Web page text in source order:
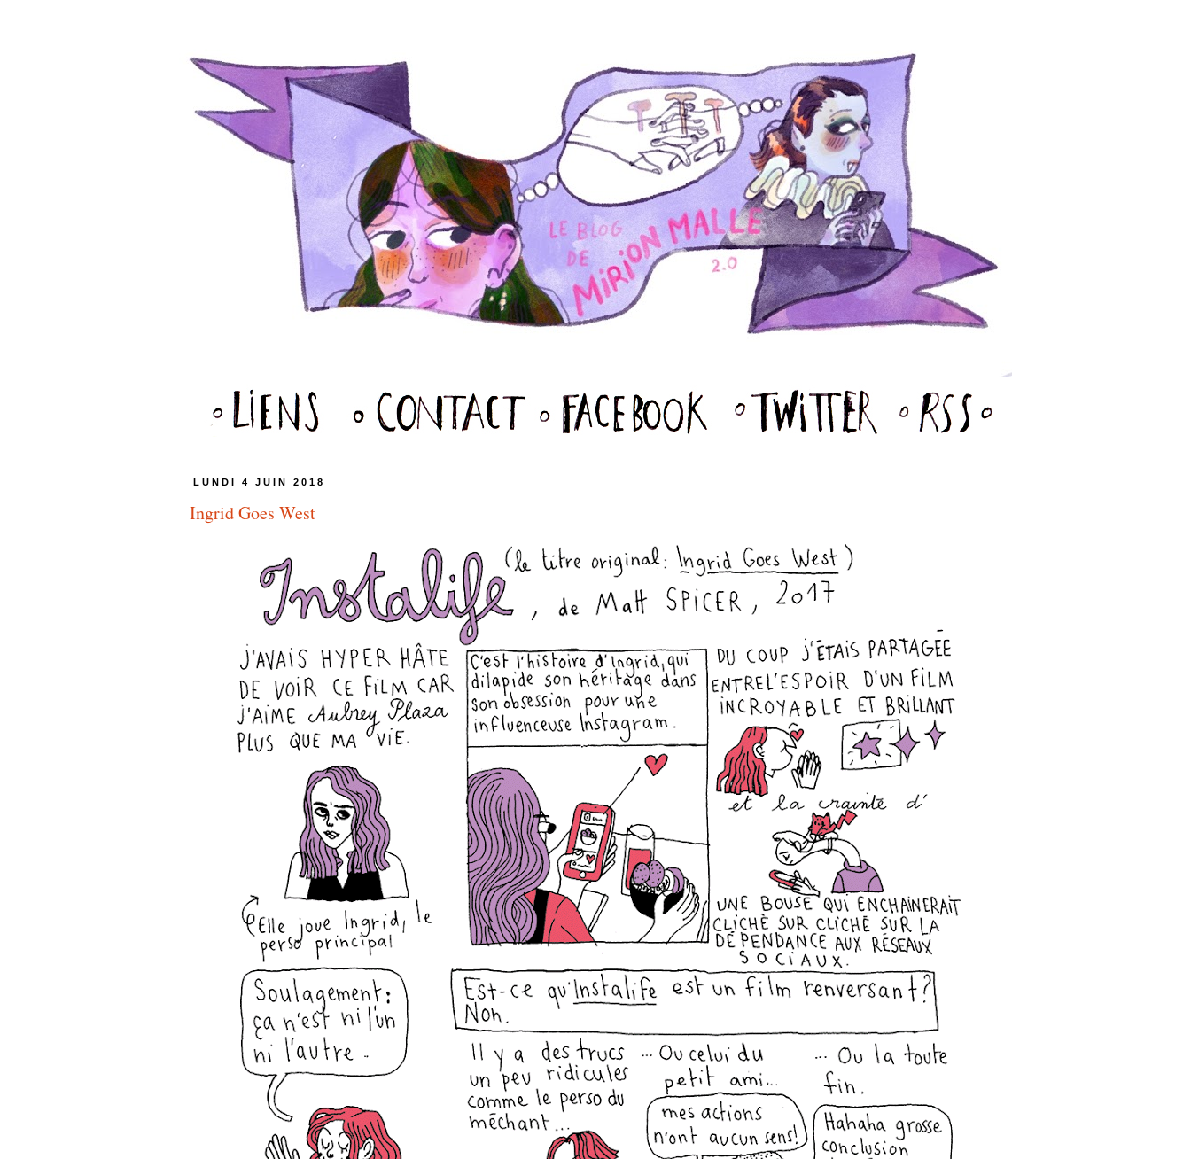
LUNDI 4 JUIN 2018
Ingrid Goes West